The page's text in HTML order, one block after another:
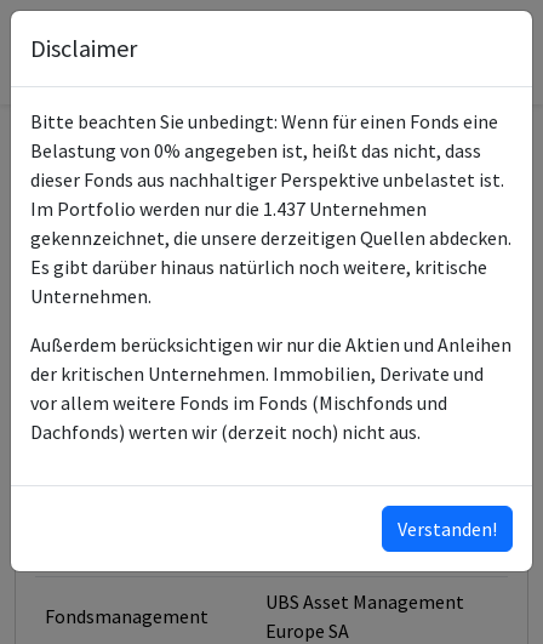
Informationen zum Fonds
Name
UBS (Lux) Bd S-Asian
Investment Grade Bd (USD)
ISIN des Fonds LU1377678724
ISINs weiterer
Anteilsklassen
LU2548501951
LU2548502090
LU1377678567
LU2883978210
Fondsmanagement
UBS Asset Management
Europe SA
Disclaimer
Bitte beachten Sie unbedingt: Wenn für einen Fonds eine
Belastung von 0% angegeben ist, heißt das nicht, dass
dieser Fonds aus nachhaltiger Perspektive unbelastet ist.
Im Portfolio werden nur die 1.437 Unternehmen
gekennzeichnet, die unsere derzeitigen Quellen abdecken.
Es gibt darüber hinaus natürlich noch weitere, kritische
Unternehmen.
Außerdem berücksichtigen wir nur die Aktien und Anleihen
der kritischen Unternehmen. Immobilien, Derivate und
vor allem weitere Fonds im Fonds (Mischfonds und
Dachfonds) werten wir (derzeit noch) nicht aus.
Verstanden!